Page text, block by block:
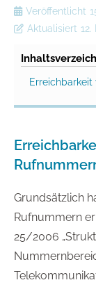
Veröffentlicht
Aktualisiert 12.
Grundsätzlich
Rufnummern
25/2006